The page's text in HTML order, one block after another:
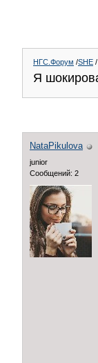
НГС.Форум /SHE /
Я
NataPikulova
junior
Сообщений: 2